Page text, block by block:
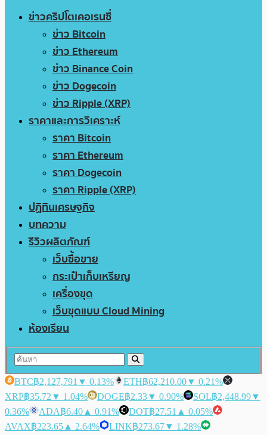
ข่าวคริปโตเคอเรนซี่
ข่าว Bitcoin
ข่าว Ethereum
ข่าว Binance Coin
ข่าว Dogecoin
ข่าว Ripple (XRP)
ราคาและการวิเคราะห์
ราคา Bitcoin
ราคา Ethereum
ราคา Dogecoin
ราคา Ripple (XRP)
ปฏิทินเศรษฐกิจ
บทความ
รีวิวผลิตภัณฑ์
เว็บซื้อขาย
กระเป๋าเก็บเหรียญ
เครื่องขุด
เว็บขุดแบบ Cloud Mining
ห้องเรียน
BTC฿2,127,791 ▼ 0.13% ETH฿62,210.00▼ 0.21%
XRP฿35.72 ▼ 1.04% DOGE฿2.33▼ 0.90% SOL฿2,448.99▼
0.36%
ADA฿6.40 ▲ 0.91% DOT฿27.51 ▲ 0.05%
AVAX฿223.65 ▲ 2.64% LINK฿273.67▼ 1.28%